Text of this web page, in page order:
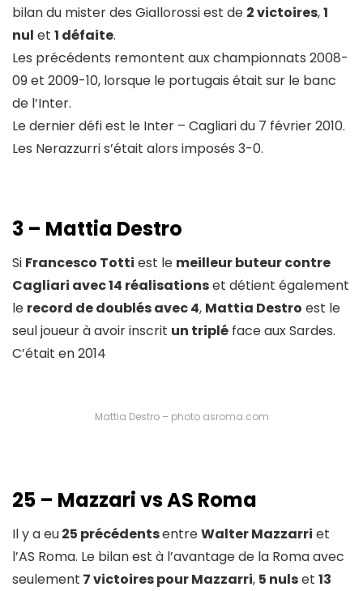
bilan du mister des Giallorossi est de 2 victoires,1
nul et 1 défaite.
Les précédents remontent aux championnats 2008-
09 et 2009-10, lorsque le portugais était sur le banc
de l’Inter.
Le dernier défi est le Inter – Cagliari du 7 février 2010.
Les Nerazzurri s’était alors imposés 3-0.
3 – Mattia Destro
Si Francesco Totti est le meilleur buteur contre
Cagliari avec 14 réalisationset détient également
le record de doublés avec 4, Mattia Destro est le
seul joueur à avoir inscrit un triplé face aux Sardes.
C’était en 2014
Mattia Destro – photo asroma.com
25 – Mazzari vs AS Roma
Il y a eu25 précédentsentreWalter Mazzarri et
l’AS Roma. Le bilan est à l’avantage de la Roma avec
seulement 7 victoires pour Mazzarri, 5 nulset 13